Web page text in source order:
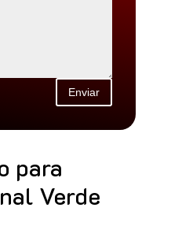
Enviar
para
Verde